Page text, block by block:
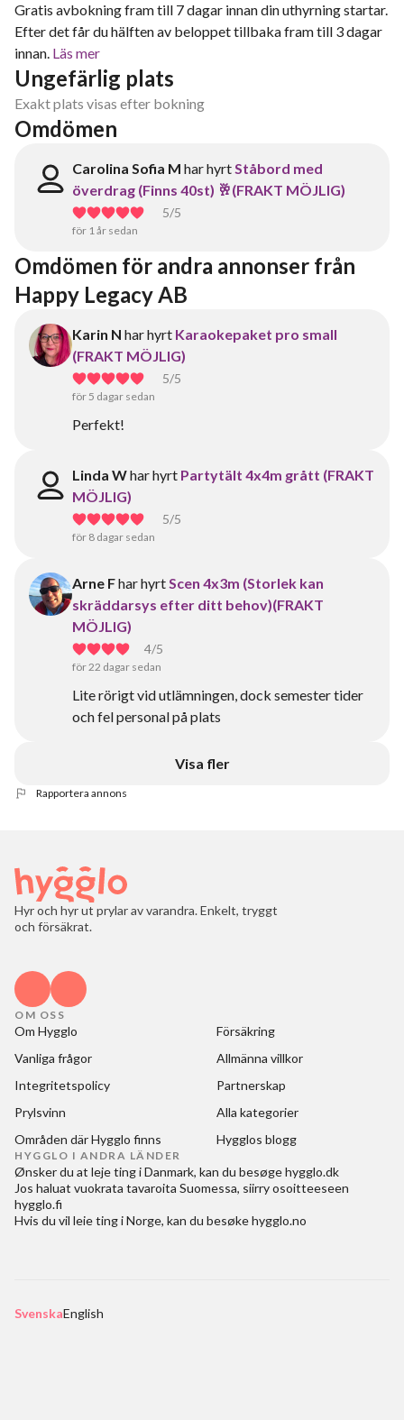
Gratis avbokning fram till 7 dagar innan din uthyrning startar.
Efter det får du hälften av beloppet tillbaka fram till 3 dagar
innan. Läs mer
Ungefärlig plats
Exakt plats visas efter bokning
Omdömen
Carolina Sofia M har hyrtStåbord med
överdrag (Finns 40st) 🥂(FRAKT MÖJLIG)
5/5
för 1 år sedan
Omdömen för andra annonser från
Happy Legacy AB
Karin N har hyrt Karaokepaket pro small
(FRAKT MÖJLIG)
5/5
för 5 dagar sedan
Perfekt!
Linda Whar hyrt Partytält 4x4m grått (FRAKT
MÖJLIG)
5/5
för 8 dagar sedan
Arne Fhar hyrtScen 4x3m (Storlek kan
skräddarsys efter ditt behov)(FRAKT
MÖJLIG)
4/5
för 22 dagar sedan
Lite rörigt vid utlämningen, dock semester tider
och fel personal på plats
Visa fler
Rapportera annons
Hyr och hyr ut prylar av varandra. Enkelt, tryggt
och försäkrat.
OM OSS
Om Hygglo
Försäkring
Vanliga frågor
Allmänna villkor
Integritetspolicy
Partnerskap
Prylsvinn
Alla kategorier
Områden där Hygglo finns
Hygglos blogg
HYGGLO I ANDRA LÄNDER
Ønsker du at leje ting i Danmark, kan du besøgehygglo.dk
Jos haluat vuokrata tavaroita Suomessa, siirry osoitteeseen
hygglo.fi
Hvis du vil leie ting i Norge, kan du besøkehygglo.no
SvenskaEnglish